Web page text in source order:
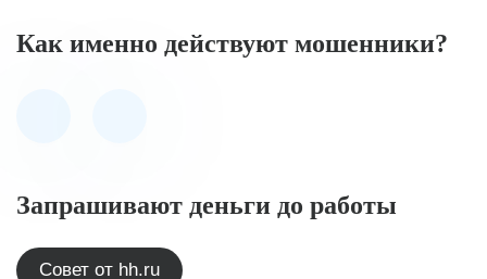
Как именно действуют мошенники?
Запрашивают деньги до работы
Совет от hh.ru